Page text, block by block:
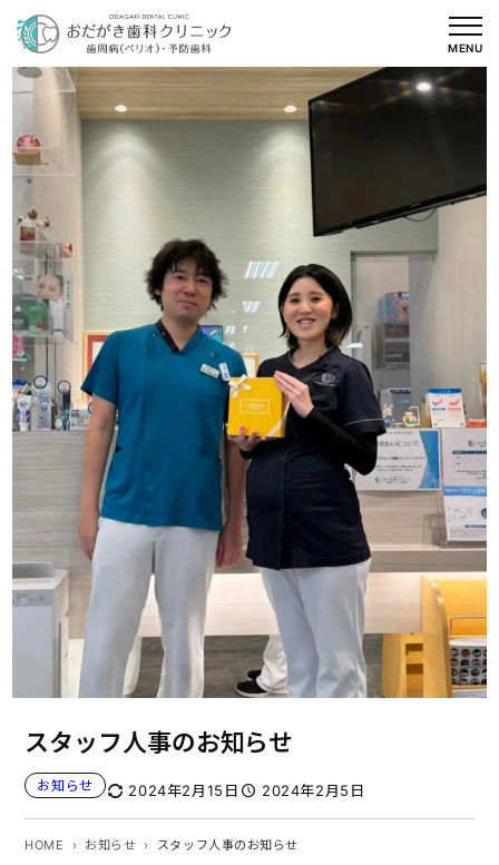
を
ッ
MENU
スタッフ人事のお知らせ
お知らせ 2024年2月15日 2024年2月5日
HOME お知らせ スタッフ人事のお知らせ